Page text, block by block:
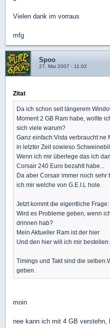
Vielen dank im vorraus
mfg
Spoo
27. Mai 2007 - 11:02
Zitat
Da ich schon seit längerem
Moment 2 GB Ram habe, wollte
sich viele warum?
Ganz einfach:Vista verbraucht ne
in letzter Zeit sowieso
Wenn ich mir überlege das ich
Corsair 240 Euro bezahlt habe...
Da aber Corsair immer noch sehr
ich mir welche von G.E.I.L hole.
Jetzt kommt die eigentliche Frage:
Wird es Probleme geben, wenn
drinnen hab?
Mein Aktueller Ram ist der hier
Und den hier will ich mir bestellen.
Timings und Takt sind die
geben.
moin
nee kann ich mit 4 GB verstehn,